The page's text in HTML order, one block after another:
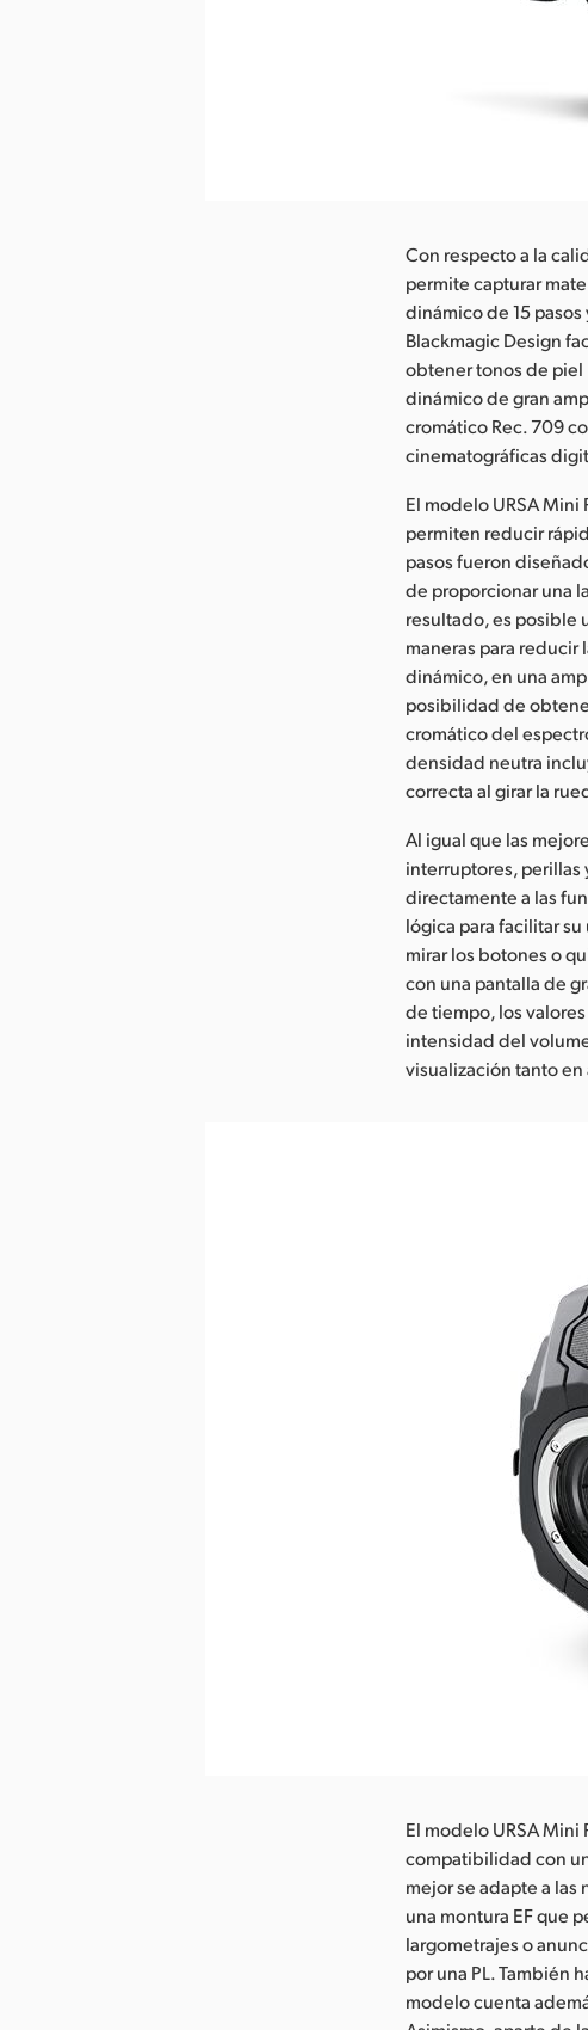
Con respecto a la
permite capturar
dinámico de 15
Blackmagic Design
obtener tonos de piel
dinámico de gran
cromático Rec. 709
cinematográficas
El modelo URSA
permiten reducir
pasos fueron
de proporcionar una
resultado, es posible
maneras para
dinámico, en una
posibilidad de
cromático del
densidad neutra
correcta al girar la
Al igual que las
interruptores,
directamente a las
lógica para facilitar
mirar los botones o
con una pantalla de
de tiempo, los
intensidad del
visualización tanto
El modelo URSA
compatibilidad con
mejor se adapte a
una montura EF que
largometrajes o
por una PL. También
modelo cuenta